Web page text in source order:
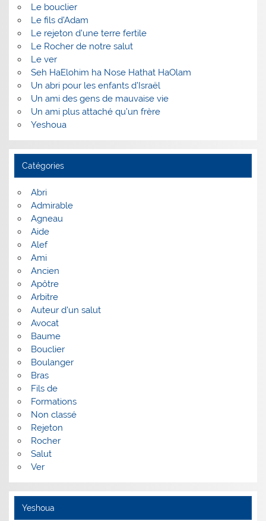
Le bouclier
Le fils d’Adam
Le rejeton d’une terre fertile
Le Rocher de notre salut
Le ver
Seh HaElohim ha Nose Hathat HaOlam
Un abri pour les enfants d’Israël
Un ami des gens de mauvaise vie
Un ami plus attaché qu’un frère
Yeshoua
Catégories
Abri
Admirable
Agneau
Aide
Alef
Ami
Ancien
Apôtre
Arbitre
Auteur d'un salut
Avocat
Baume
Bouclier
Boulanger
Bras
Fils de
Formations
Non classé
Rejeton
Rocher
Salut
Ver
Yeshoua